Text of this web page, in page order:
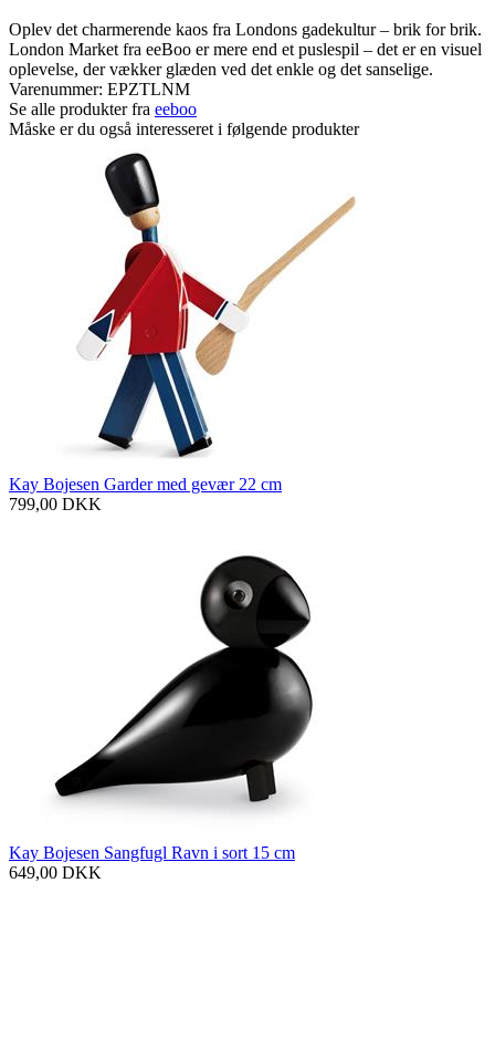
Oplev det charmerende kaos fra Londons gadekultur – brik for brik.
London Market fra eeBoo er mere end et puslespil – det er en visuel
oplevelse, der vækker glæden ved det enkle og det sanselige.
Varenummer: EPZTLNM
Se alle produkter fra eeboo
Måske er du også interesseret i følgende produkter
Kay Bojesen Garder med gevær 22 cm
799,00 DKK
Kay Bojesen Sangfugl Ravn i sort 15 cm
649,00 DKK